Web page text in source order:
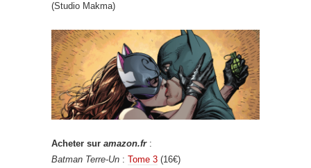
(Studio Makma)
Acheter sur amazon.fr:
Batman Terre-Un : Tome 3 (16€)